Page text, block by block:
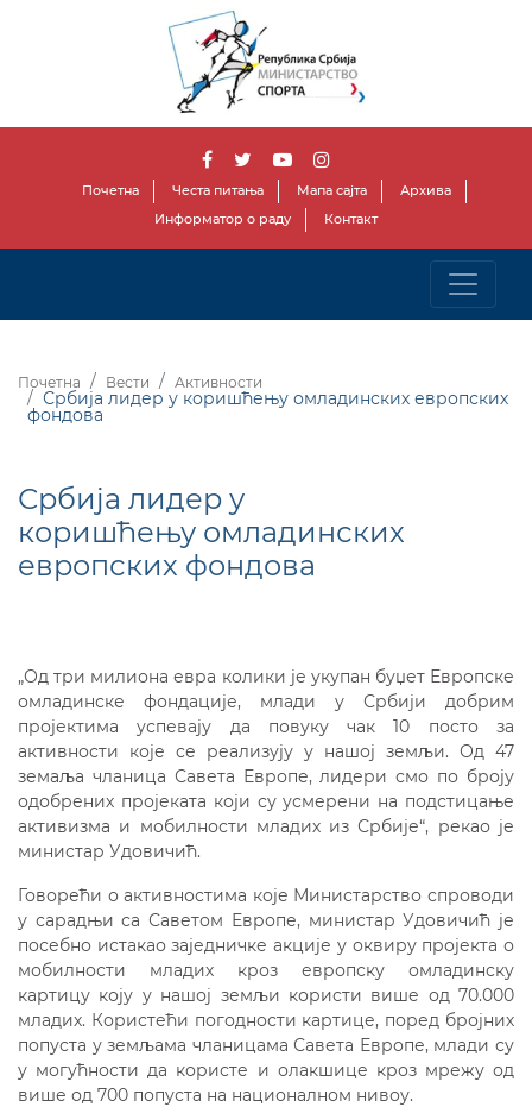
Почетна Честа питања Мапа сајта
Архива
Информатор о раду
Контакт
Почетна Вести Активности
Србија лидер у коришћењу омладинских европских
фондова
Србија лидер у
коришћењу омладинских
европских фондова
„Од три милиона евра колики је укупан буџет Европске
омладинске фондације, млади у Србији добрим
пројектима успевају да повуку чак 10 посто за
активности које се реализују у нашој земљи. Од 47
земаља чланица Савета Европе, лидери смо по броју
одобрених пројеката који су усмерени на подстицање
активизма и мобилности младих из Србије“, рекао је
министар Удовичић.
Говорећи о активностима које Министарство спроводи
у сарадњи са Саветом Европе, министар Удовичић је
посебно истакао заједничке акције у оквиру пројекта о
мобилности младих кроз европску омладинску
картицу коју у нашој земљи користи више од 70.000
младих. Користећи погодности картице, поред бројних
попуста у земљама чланицама Савета Европе, млади су
у могућности да користе и олакшице кроз мрежу од
више од 700 попуста на националном нивоу.